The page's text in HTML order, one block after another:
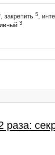
, закрепить 5,
3
раза: